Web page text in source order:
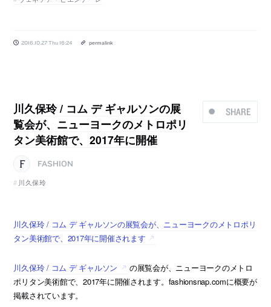
2016.10.27 Thu 16:24 permalink
SHARE
川久保玲 / コム デ ギャルソンの展
覧会が、ニューヨークのメトロポリ
タン美術館で、2017年に開催
FASHION
川久保玲
川久保玲 / コム デ ギャルソンの展覧会が、ニューヨークのメトロポリ
タン美術館で、2017年に開催されます
川久保玲 / コム デ ギャルソン
の展覧会が、ニューヨークのメトロ
ポリタン美術館で、2017年に開催されます。fashionsnap.comに概要が
掲載されています。